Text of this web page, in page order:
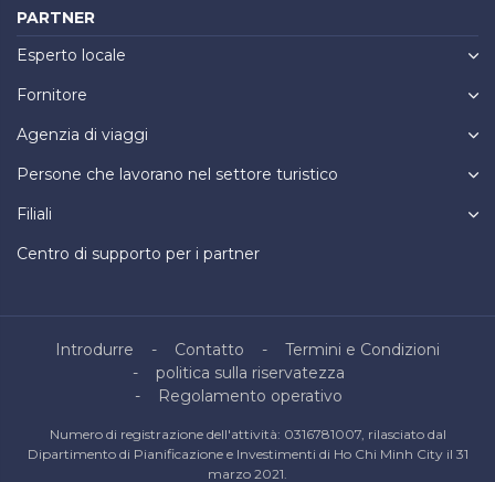
PARTNER
Esperto locale
Fornitore
Agenzia di viaggi
Persone che lavorano nel settore turistico
Filiali
Centro di supporto per i partner
Introdurre Contatto
Termini e Condizioni
politica sulla riservatezza
Regolamento operativo
Numero di registrazione dell'attività: 0316781007, rilasciato dal
Dipartimento di Pianificazione e Investimenti di Ho Chi Minh City il 31
marzo 2021.